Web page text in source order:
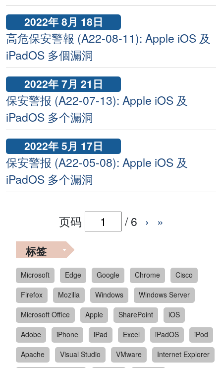
2022年 8月 18日
高危保安警報 (A22-08-11): Apple iOS 及
iPadOS 多個漏洞
2022年 7月 21日
保安警报 (A22-07-13): Apple iOS 及
iPadOS 多个漏洞
2022年 5月 17日
保安警报 (A22-05-08): Apple iOS 及
iPadOS 多个漏洞
页码 /6 › »
标签
Microsoft Edge Google Chrome
Cisco
Firefox
Mozilla Windows
Windows Server
Microsoft Office
Apple SharePoint
iOS
Adobe
iPhone iPad Excel iPadOS
iPod
Apache
Visual Studio VMware
Internet Explorer